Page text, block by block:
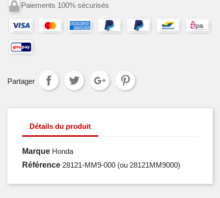
Paiements 100% sécurisés
Partager
Détails du produit
Marque Honda
Référence 28121-MM9-000 (ou 28121MM9000)